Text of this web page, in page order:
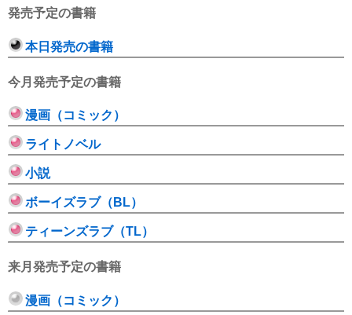
発売予定の書籍
本日発売の書籍
今月発売予定の書籍
漫画（コミック）
ライトノベル
小説
ボーイズラブ（BL）
ティーンズラブ（TL）
来月発売予定の書籍
漫画（コミック）